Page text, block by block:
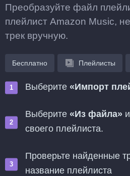
Преобразуйте файл
плейлист Amazon Music,
трек вручную.
Бесплатно Плейлисты
Выберите «Импорт
Выберите «Из файла»
своего плейлиста.
Проверьте найденные
название плейлиста